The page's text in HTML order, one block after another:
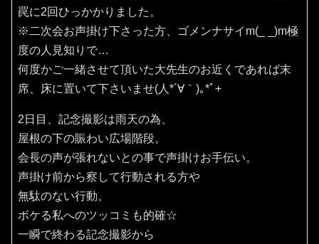
罠に2回ひっかかりました。
※二次会お声掛け下さった方、ゴメンナサイm(_ _)m極
度の人見知りで…
何度かご一緒させて頂いた大先生のお近くであれば末
席、床に置いて下さいませ(⁠人⁠*⁠´⁠∀⁠｀⁠)⁠｡⁠*ﾟ⁠+
2日目、記念撮影は雨天の為、
屋根の下の賑わい広場階段。
会長の声が張れないとの事で声掛けお手伝い。
声掛け前から察して行動される方や
無駄のない行動。
ボケる私へのツッコミも的確☆
一瞬で終わる記念撮影から